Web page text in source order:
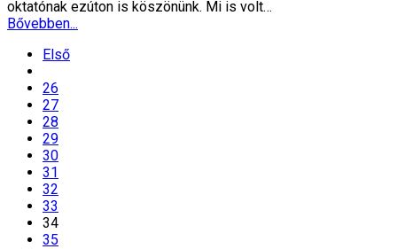
oktatónak ezúton is köszönünk. Mi is volt…
Bővebben...
Első
26
27
28
29
30
31
32
33
34
35